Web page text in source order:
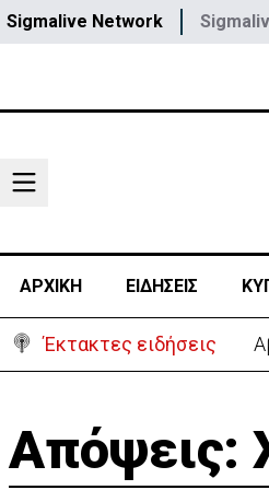
Sigmalive Network
ΑΡΧΙΚΗ ΕΙΔΗΣΕΙΣ
Έκτακτες ειδήσεις
Απόψεις: